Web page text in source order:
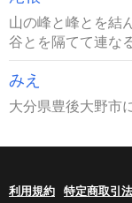
山の峰と峰とを結
谷とを隔てて連な
みえ
大分県豊後大野市
利用規約 特定商取引